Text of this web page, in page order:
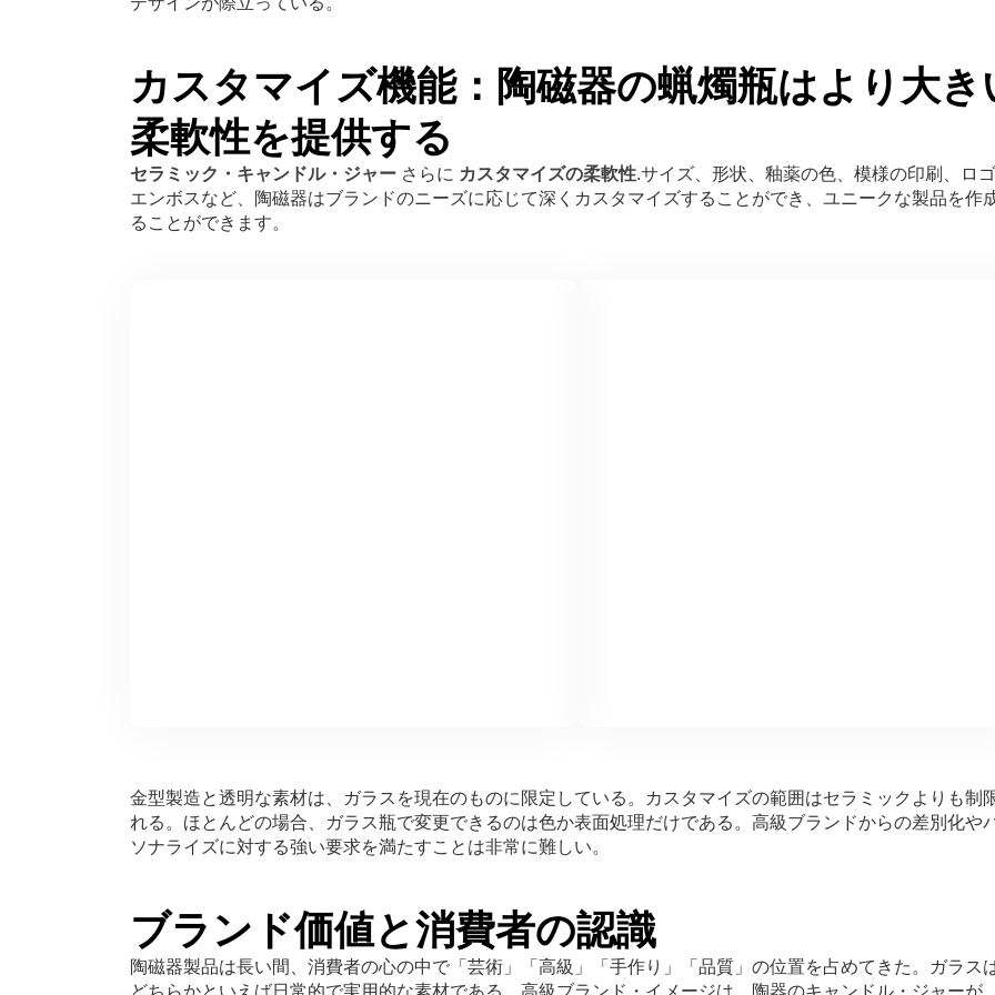
カスタマイズ機能：陶磁器の蝋燭瓶はより大き
柔軟性を提供する
セラミック・キャンドル・ジャー さらに カスタマイズの柔軟性.サイズ、形状、釉薬の色、模様の印刷、ロ
エンボスなど、陶磁器はブランドのニーズに応じて深くカスタマイズすることができ、ユニークな製品を作
ることができます。
金型製造と透明な素材は、ガラスを現在のものに限定している。カスタマイズの範囲はセラミックよりも制
れる。ほとんどの場合、ガラス瓶で変更できるのは色か表面処理だけである。高級ブランドからの差別化や
ソナライズに対する強い要求を満たすことは非常に難しい。
ブランド価値と消費者の認識
陶磁器製品は長い間、消費者の心の中で「芸術」「高級」「手作り」「品質」の位置を占めてきた。ガラスは
どちらかといえば日常的で実用的な素材である。高級ブランド・イメージは、陶器のキャンドル・ジャーが